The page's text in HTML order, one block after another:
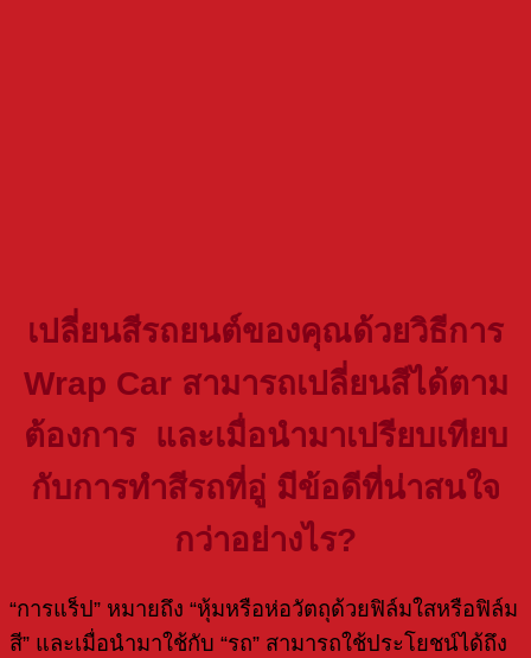
เปลี่ยนสีรถยนต์ของคุณด้วยวิธีการ
Wrap Car สามารถเปลี่ยนสีได้ตาม
ต้องการ และเมื่อนำมาเปรียบเทียบ
กับการทำสีรถที่อู่ มีข้อดีที่น่าสนใจ
กว่าอย่างไร?
“การแร็ป” หมายถึง “หุ้มหรือห่อวัตถุด้วยฟิล์มใสหรือฟิล์ม
สี” และเมื่อนำมาใช้กับ “รถ” สามารถใช้ประโยชน์ได้ถึง